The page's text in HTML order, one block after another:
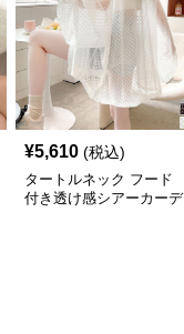
¥5,610 (税込)
タートルネック フード
付き透け感シアーカーデ